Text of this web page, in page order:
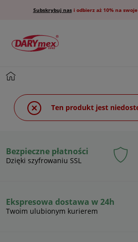
Subskrybuj nasi odbierz aż 10% na
Ten produkt jest
Bezpieczne płatności
Dzięki szyfrowaniu SSL
Ekspresowa dostawa w 24h
Twoim ulubionym kurierem